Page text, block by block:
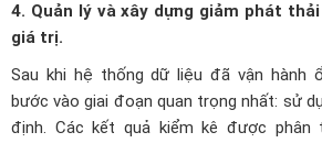
4. Quản lý và xây dựng giảm phát
giá trị.
Sau khi hệ thống dữ liệu đã vận hành
bước vào giai đoạn quan trọng nhất: sử
định. Các kết quả kiểm kê được